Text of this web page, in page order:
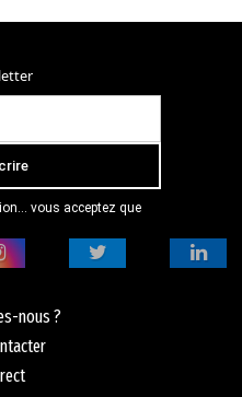
vous acceptez que
de vous envoyer
Pour plus
nous ?